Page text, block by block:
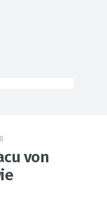
von